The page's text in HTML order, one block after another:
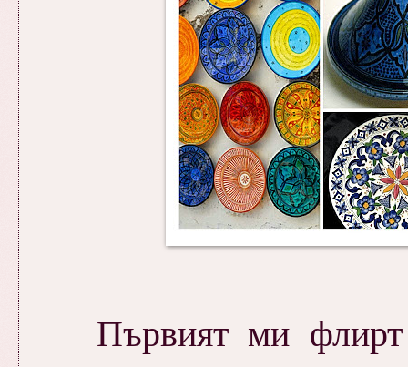
Първият ми флирт